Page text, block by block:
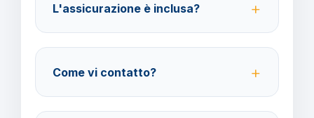
L'assicurazione è inclusa?
consigliate per coprire spese mediche e
cancellazione viaggio.
Come vi contatto?